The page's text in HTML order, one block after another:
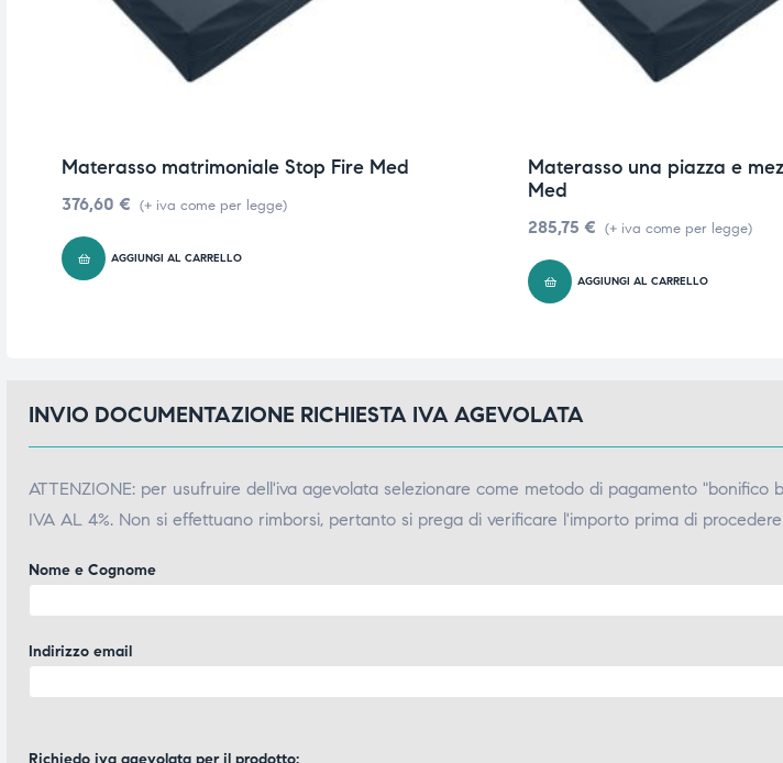
Materasso matrimoniale Stop Fire Med
376,60 € (+ iva come per legge)
AGGIUNGI AL CARRELLO
Materasso una piazza e
Med
285,75 € (+ iva come per legge)
AGGIUNGI AL CARRELLO
INVIO DOCUMENTAZIONE RICHIESTA IVA AGEVOLATA
ATTENZIONE: per usufruire dell'iva agevolata selezionare come metodo di pagamento
IVA AL 4%. Non si effettuano rimborsi, pertanto si prega di verificare l'importo prima di
Nome e Cognome
Indirizzo email